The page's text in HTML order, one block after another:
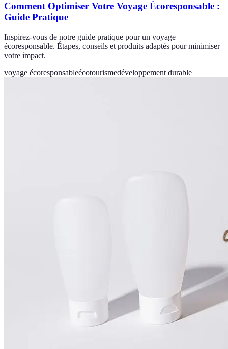
Comment Optimiser Votre Voyage Écoresponsable :
Guide Pratique
Inspirez-vous de notre guide pratique pour un voyage
écoresponsable. Étapes, conseils et produits adaptés pour minimiser
votre impact.
voyage écoresponsableécotourismedéveloppement durable